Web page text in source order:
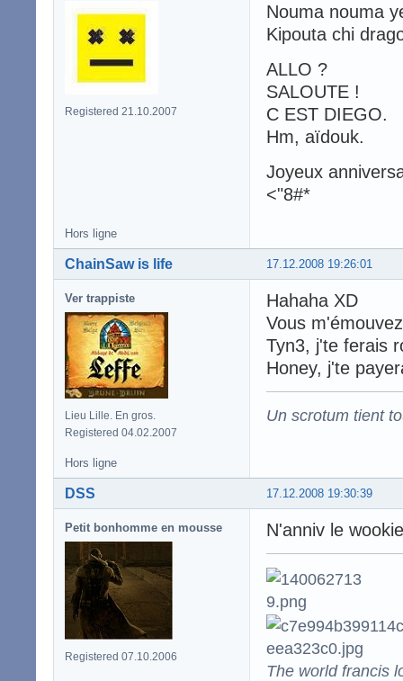
Registered 21.10.2007
Nouma nouma
Kipouta chi
ALLO ?
SALOUTE !
C EST DIEGO.
Hm, aïdouk.
Joyeux
<"8#*
Hors ligne
17.12.2008 19:26:01
ChainSaw is life
Ver trappiste
Lieu Lille. En gros.
Registered 04.02.2007
Hahaha XD
Vous
Tyn3, j'te ferais
Honey, j'te
Un scrotum tient
Hors ligne
17.12.2008 19:30:39
DSS
Petit bonhomme en mousse
Registered 07.10.2006
N'anniv le
The world francis